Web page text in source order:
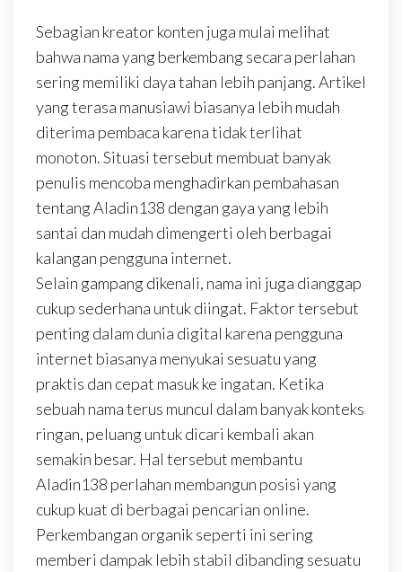
Sebagian kreator konten juga mulai melihat
bahwa nama yang berkembang secara perlahan
sering memiliki daya tahan lebih panjang. Artikel
yang terasa manusiawi biasanya lebih mudah
diterima pembaca karena tidak terlihat
monoton. Situasi tersebut membuat banyak
penulis mencoba menghadirkan pembahasan
tentang Aladin138 dengan gaya yang lebih
santai dan mudah dimengerti oleh berbagai
kalangan pengguna internet.
Selain gampang dikenali, nama ini juga dianggap
cukup sederhana untuk diingat. Faktor tersebut
penting dalam dunia digital karena pengguna
internet biasanya menyukai sesuatu yang
praktis dan cepat masuk ke ingatan. Ketika
sebuah nama terus muncul dalam banyak konteks
ringan, peluang untuk dicari kembali akan
semakin besar. Hal tersebut membantu
Aladin138 perlahan membangun posisi yang
cukup kuat di berbagai pencarian online.
Perkembangan organik seperti ini sering
memberi dampak lebih stabil dibanding sesuatu